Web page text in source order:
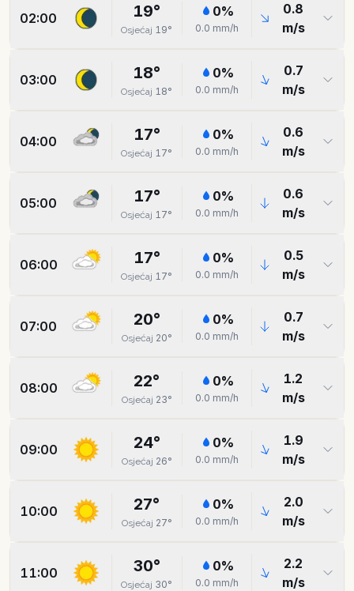
02:00 19°
Osjećaj 19°
0%
0.0 mm/h
0.8
m/s
03:00 18°
Osjećaj 18°
0%
0.0 mm/h
0.7
m/s
04:00 17°
Osjećaj 17°
0%
0.0 mm/h
0.6
m/s
05:00 17°
Osjećaj 17°
0%
0.0 mm/h
0.6
m/s
06:00 17°
Osjećaj 17°
0%
0.0 mm/h
0.5
m/s
07:00 20°
Osjećaj 20°
0%
0.0 mm/h
0.7
m/s
08:00 22°
Osjećaj 23°
0%
0.0 mm/h
1.2
m/s
09:00 24°
Osjećaj 26°
0%
0.0 mm/h
1.9
m/s
10:00 27°
Osjećaj 27°
0%
0.0 mm/h
2.0
m/s
11:00 30°
Osjećaj 30°
0%
0.0 mm/h
2.2
m/s